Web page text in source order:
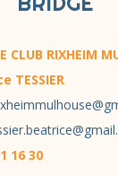
CLUB RIXHEIM
TESSIER
16 30